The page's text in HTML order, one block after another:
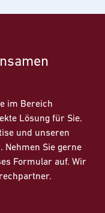
im Bereich
Lösung für Sie.
und unseren
Nehmen Sie gerne
Formular auf. Wir